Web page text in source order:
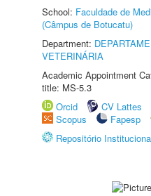
School: Faculdade de
(Câmpus de Botucatu)
Department:
VETERINÁRIA
Academic Appointment
title: MS-5.3
Orcid
CV Lattes
Scopus
Fapesp
Repositório